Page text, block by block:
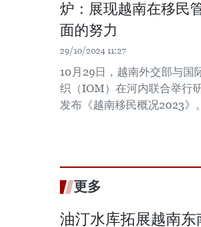
炉：展现越南在移民
面的努力
29/10/2024 11:27
10月29日，越南外交部与国
织（IOM）在河内联合举行
发布《越南移民概况2023》。
更多
油汀水库拓展越南